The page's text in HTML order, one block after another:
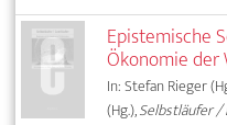
Epistemische
Ökonomie der
In: Stefan Rieger
(Hg.),Selbstläufer /